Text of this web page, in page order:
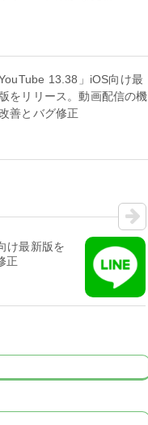
YouTube 13.38」iOS向け最
をリリース。動画配信の機
善とバグ修正
け最新版を
正